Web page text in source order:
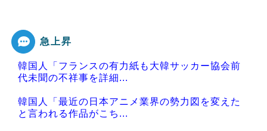
急上昇
韓国人「フランスの有力紙も大韓サッカー協会前
代未聞の不祥事を詳細...
韓国人「最近の日本アニメ業界の勢力図を変えた
と言われる作品がこち...